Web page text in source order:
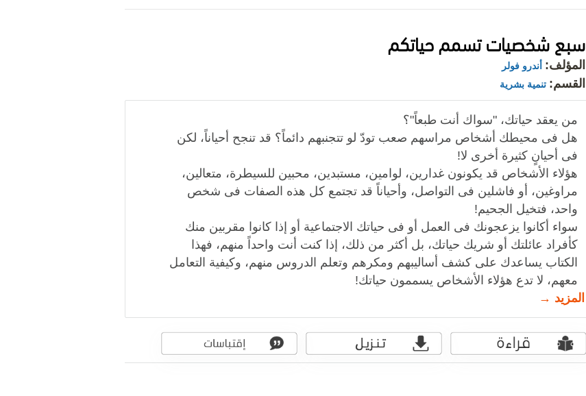
سبع شخصيات تسمم حياتكم
المؤلف: أندرو فولر
القسم: تنمية بشرية
من يعقد حياتك، "سواك أنت طبعاً"؟
هل فى محيطك أشخاص مراسهم صعب تودّ لو تتجنبهم دائماً؟ قد تنجح أحياناً، لكن
فى أحيانٍ كثيرة أخرى لا!
هؤلاء الأشخاص قد يكونون غدارين، لوامين، مستبدين، محبين للسيطرة، متعالين،
مراوغين، أو فاشلين فى التواصل، وأحياناً قد تجتمع كل هذه الصفات فى شخص
واحد، فتخيل الجحيم!
سواء أكانوا يزعجونك فى العمل أو فى حياتك الاجتماعية أو إذا كانوا مقربين منك
كأفراد عائلتك أو شريك حياتك، بل أكثر من ذلك، إذا كنت أنت واحداً منهم، فهذا
الكتاب يساعدك على كشف أساليبهم ومكرهم وتعلم الدروس منهم، وكيفية التعامل
معهم، لا تدع هؤلاء الأشخاص يسممون حياتك!
المزيد →